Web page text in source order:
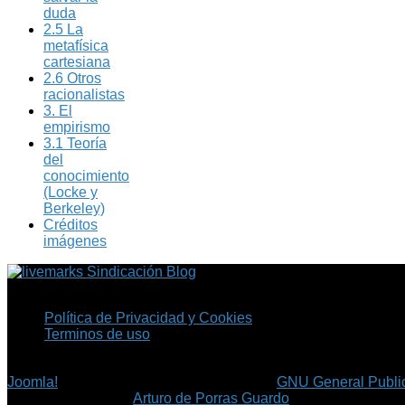
duda
2.5 La
metafísica
cartesiana
2.6 Otros
racionalistas
3. El
empirismo
3.1 Teoría
del
conocimiento
(Locke y
Berkeley)
Créditos
imágenes
Sindicación Blog
Política de Privacidad y Cookies
Terminos de uso
Joomla!
GNU General
©Arturo de Porras Guardo